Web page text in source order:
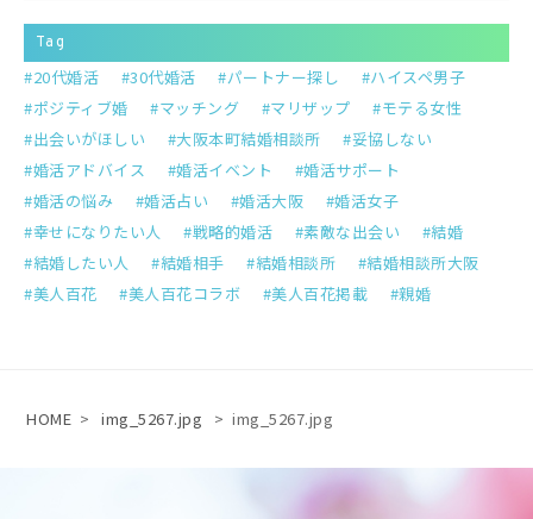
Tag
20代婚活 30代婚活 パートナー探し
ハイスペ男子
ポジティブ婚
マッチング マリザップ
モテる女性
出会いがほしい
大阪本町結婚相談所
妥協しない
婚活アドバイス
婚活イベント
婚活サポート
婚活の悩み
婚活占い 婚活大阪
婚活女子
幸せになりたい人
戦略的婚活 素敵な出会い
結婚
結婚したい人
結婚相手 結婚相談所
結婚相談所大阪
美人百花
美人百花コラボ 美人百花掲載 親婚
HOME > img_5267.jpg > img_5267.jpg